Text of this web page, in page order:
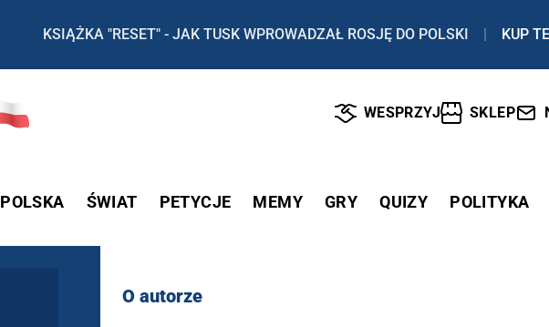
KSIĄŻKA "RESET" - JAK TUSK WPROWADZAŁ ROSJĘ DO POLSKI | KUP
WESPRZYJ SKLEP
POLSKA ŚWIAT PETYCJE MEMY GRY QUIZY POLITYKA
O autorze